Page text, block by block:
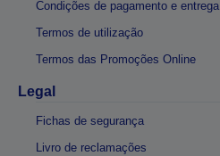
Condições de pagamento e entrega
Termos de utilização
Termos das Promoções Online
Legal
Fichas de segurança
Livro de reclamações